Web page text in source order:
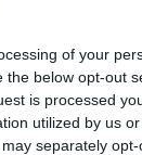
of your
the below opt-out
is processed
utilized by us
separately